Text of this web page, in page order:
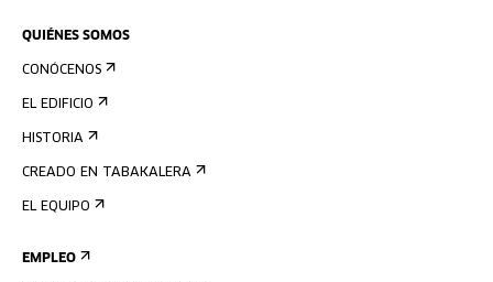
QUIÉNES SOMOS
CONÓCENOS
EL EDIFICIO
HISTORIA
CREADO EN TABAKALERA
EL EQUIPO
EMPLEO